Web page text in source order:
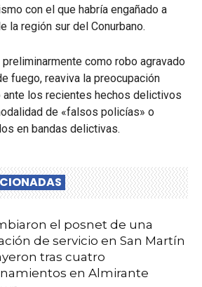
con el que habría engañado a
la región sur del Conurbano.
preliminarmente como robo agravado
fuego, reaviva la preocupación
los recientes hechos delictivos
de «falsos policías» o
en bandas delictivas.
el posnet de una
de servicio en San Martín
tras cuatro
en Almirante